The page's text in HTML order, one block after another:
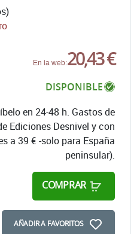
En la web:20,43 €
DISPONIBLE
en 24-48 h. Gastos de
Ediciones Desnivel y con
a 39 € -solo para España
peninsular).
COMPRAR
AÑADIR A FAVORITOS